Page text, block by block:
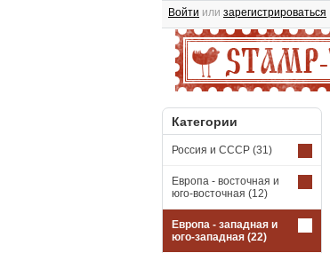
Войти или зарегистрироваться
Категории
Россия и СССР (31)
Европа - восточная и
юго-восточная (12)
Европа - западная и
юго-западная (22)